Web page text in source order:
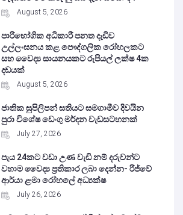
August 5, 2026
පාරිභෝගික අධිකාරී පනත දැඩිව
උල්ලංඝනය කළ පෞද්ගලික රෝහලකට
සහ වෛද්‍ය සායනයකට රුපියල් ලක්ෂ 4ක
දඩයක්
August 5, 2026
ජාතික සුපිලිපන් සතියට සමගාමීව දිවයින
පුරා විශේෂ ඩෙංගු මර්දන වැඩසටහනක්
July 27, 2026
පැය 24කට වඩා උණ වැඩි නම් දරුවන්ට
වහාම වෛද්‍ය ප්‍රතිකාර ලබා දෙන්න- රිජ්වේ
ආර්යා ළමා රෝහලේ අධ්‍යක්ෂ
July 26, 2026